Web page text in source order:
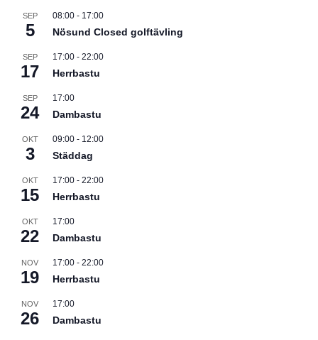
SEP
5
08:00 - 17:00
Nösund Closed golftävling
SEP
17
17:00 - 22:00
Herrbastu
SEP
24
17:00
Dambastu
OKT
3
09:00 - 12:00
Städdag
OKT
15
17:00 - 22:00
Herrbastu
OKT
22
17:00
Dambastu
NOV
19
17:00 - 22:00
Herrbastu
NOV
26
17:00
Dambastu